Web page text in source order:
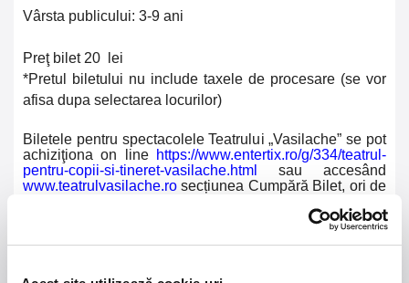
Vârsta publicului: 3-9 ani
Preţ bilet 20 lei
*Pretul biletului nu include taxele de procesare (se vor
afisa dupa selectarea locurilor)
Biletele pentru spectacolele Teatrului „Vasilache” se pot
achiziţiona on line https://www.entertix.ro/g/334/teatrul-
pentru-copii-si-tineret-vasilache.html
sau accesând
www.teatrulvasilache.ro secțiunea Cumpără Bilet, ori de
10:30 şi 12:30, dar şi înainte de începerea fiecărui